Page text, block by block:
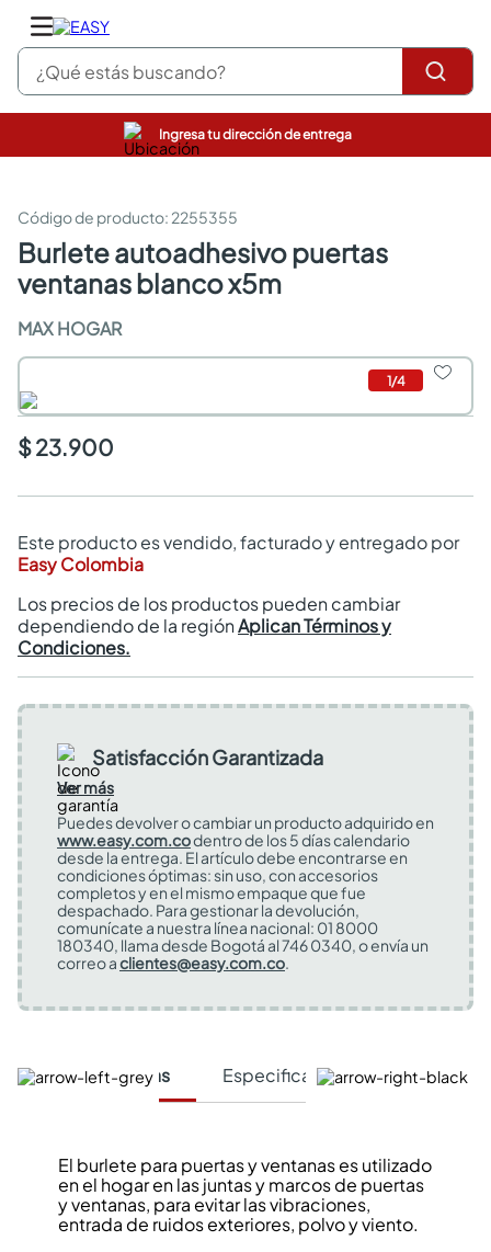
¿Qué estás buscando?
Ingresa tu dirección de entrega
: 2255355
burlete autoadhesivo puertas
ventanas blanco x5m
MAX HOGAR
1/4
$ 23.900
Este producto es vendido, facturado y entregado por
Easy Colombia
Los precios de los productos pueden cambiar
dependiendo de la regiónAplican Términos y
Condiciones.
Satisfacción Garantizada
Ver más
Puedes devolver o cambiar un producto adquirido en
www.easy.com.codentro de los 5 días calendario
desde la entrega. El artículo debe encontrarse en
condiciones óptimas: sin uso, con accesorios
completos y en el mismo empaque que fue
despachado. Para gestionar la devolución,
comunícate a nuestra línea nacional: 01 8000
180340, llama desde Bogotá al 746 0340, o envía un
correo aclientes@easy.com.co.
Características Especificaciones Técnicas
El burlete para puertas y ventanas es utilizado
en el hogar en las juntas y marcos de puertas
y ventanas, para evitar las vibraciones,
entrada de ruidos exteriores, polvo y viento.
pinturas
sanitarios
comedor
escritorio
armarios closet
comedores